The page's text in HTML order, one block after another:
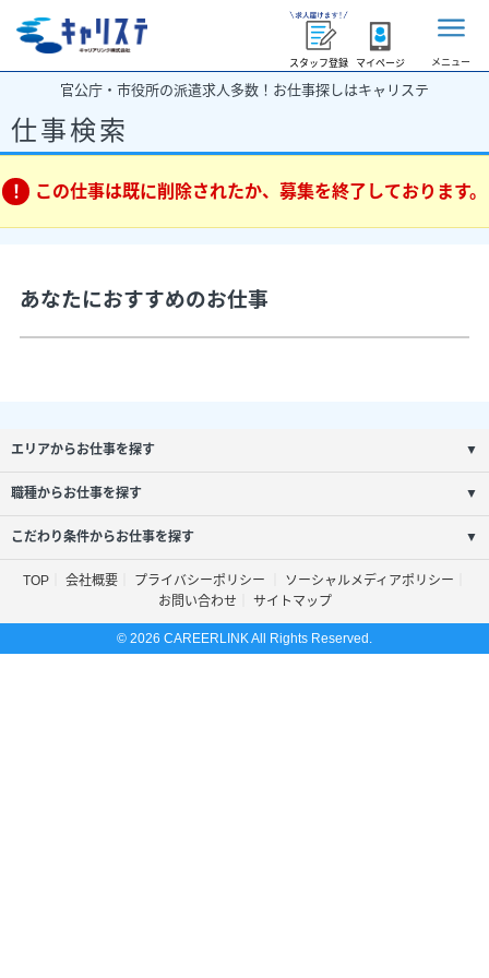
スタッフ登録 マイページ メニュー
官公庁・市役所の派遣求人多数！お仕事探しはキャリステ
仕事検索
この仕事は既に削除されたか、募集を終了しております。
あなたにおすすめのお仕事
エリアからお仕事を探す ▼
職種からお仕事を探す ▼
こだわり条件からお仕事を探す ▼
TOP 会社概要 プライバシーポリシー
ソーシャルメディアポリシー
お問い合わせ
サイトマップ
© 2026 CAREERLINK All Rights Reserved.